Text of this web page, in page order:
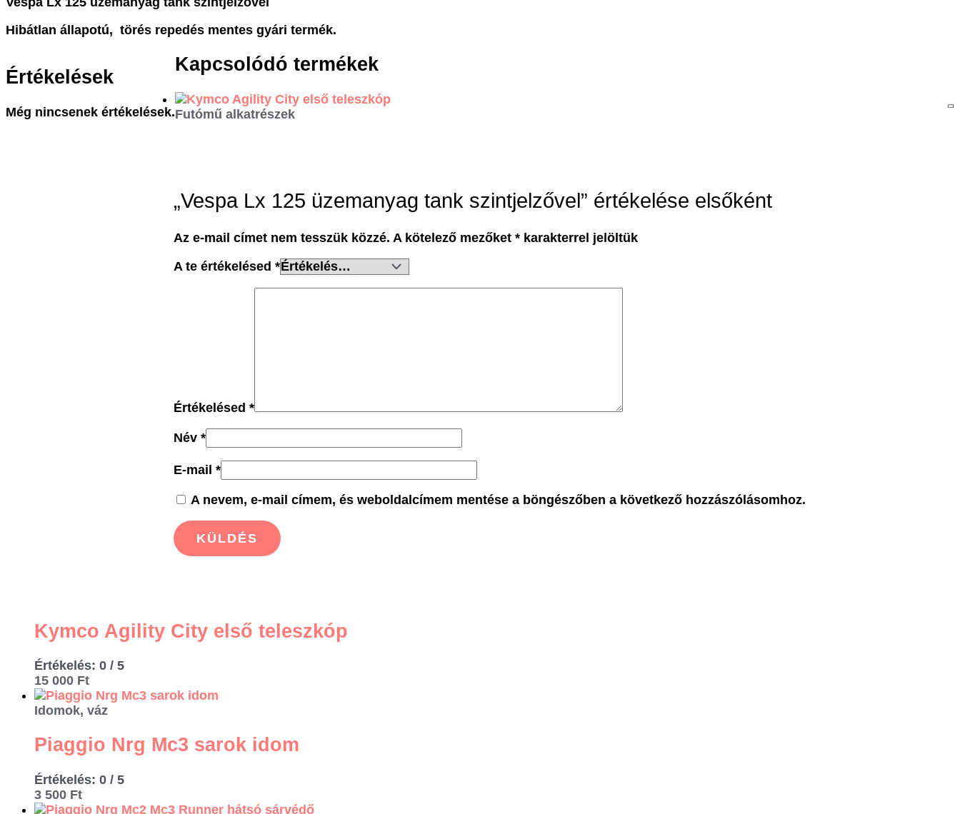
Hibátlan állapotú, törés repedés mentes gyári termék.
Értékelések
Még nincsenek értékelések.
„Vespa Lx 125 üzemanyag tank szintjelzővel” értékelése elsőként
Az e-mail címet nem tesszük közzé. A kötelező mezőket *karakterrel jelöltük
A te értékelésed *
Értékelésed *
Név *
E-mail *
A nevem, e-mail címem, és weboldalcímem mentése a böngészőben a következő hozzászólásomhoz.
Kapcsolódó termékek
Futómű alkatrészek
Kymco Agility City első teleszkóp
Értékelés: 0 / 5
15 000 Ft
Idomok, váz
Piaggio Nrg Mc3 sarok idom
Értékelés: 0 / 5
3 500 Ft